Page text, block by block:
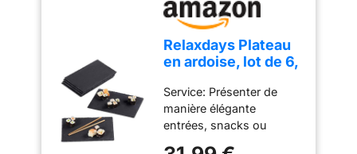
cuisine : des cuisines
domestiques aux
restaurants,
boulangeries, hôtels et
pâtissier électrique fait
des merveilles dans
divers contextes. C’est
Relaxdays Plateau
en ardoise, lot de 6,
assiette de
présentation,
rectangulaire, plat
de service,
Service: Présenter de
manière élégante
entrées, snacks ou